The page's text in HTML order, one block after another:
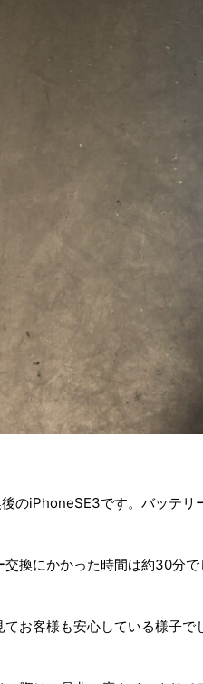
のiPhoneSE3です。バッテリ
換にかかった時間は約30分
お客様も安心している様子で